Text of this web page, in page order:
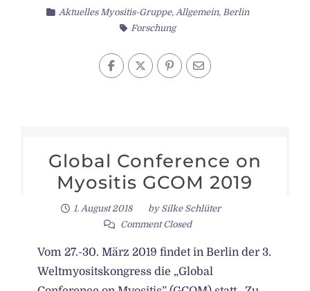
Aktuelles Myositis-Gruppe,Allgemein,Berlin
Forschung
Global Conference on
Myositis GCOM 2019
1. August 2018 by Silke Schlüter
Comment Closed
Vom 27.-30. März 2019 findet in Berlin der 3.
Weltmyositskongress die „Global